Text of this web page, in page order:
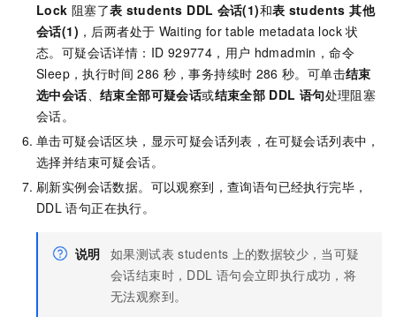
Lock 阻塞了表 students DDL 会话(1)和表 students 其他
会话(1) ，后两者处于 Waiting for table metadata lock 状
态。可疑会话详情：ID 929774，用户 hdmadmin，命令
Sleep，执行时间 286 秒，事务持续时 286 秒。可单击结束
选中会话、结束全部可疑会话或结束全部 DDL 语句处理阻塞
会话。
单击可疑会话区块，显示可疑会话列表，在可疑会话列表中，
选择并结束可疑会话。
刷新实例会话数据。可以观察到，查询语句已经执行完毕，
DDL 语句正在执行。
说明 如果测试表 students 上的数据较少，当可疑
会话结束时，DDL 语句会立即执行成功，将
无法观察到。